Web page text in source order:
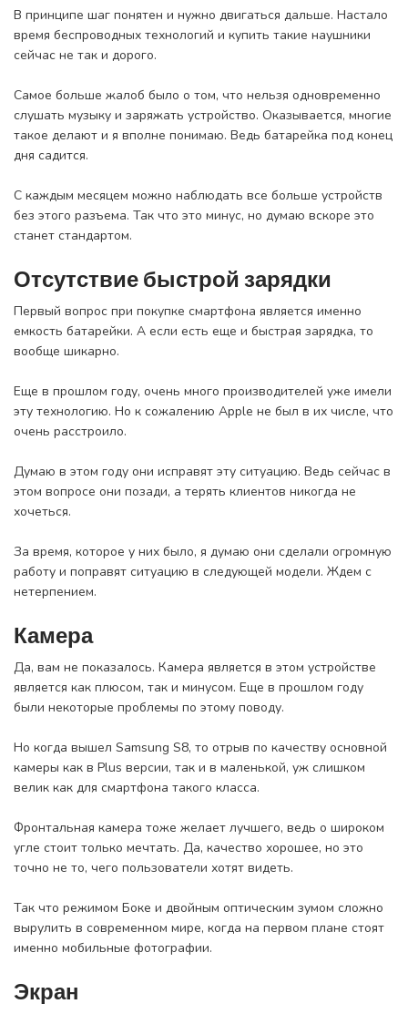
В принципе шаг понятен и нужно двигаться дальше. Настало
время беспроводных технологий и купить такие наушники
сейчас не так и дорого.
Самое больше жалоб было о том, что нельзя одновременно
слушать музыку и заряжать устройство. Оказывается, многие
такое делают и я вполне понимаю. Ведь батарейка под конец
дня садится.
С каждым месяцем можно наблюдать все больше устройств
без этого разъема. Так что это минус, но думаю вскоре это
станет стандартом.
Отсутствие быстрой зарядки
Первый вопрос при покупке смартфона является именно
емкость батарейки. А если есть еще и быстрая зарядка, то
вообще шикарно.
Еще в прошлом году, очень много производителей уже имели
эту технологию. Но к сожалению Apple не был в их числе, что
очень расстроило.
Думаю в этом году они исправят эту ситуацию. Ведь сейчас в
этом вопросе они позади, а терять клиентов никогда не
хочеться.
За время, которое у них было, я думаю они сделали огромную
работу и поправят ситуацию в следующей модели. Ждем с
нетерпением.
Камера
Да, вам не показалось. Камера является в этом устройстве
является как плюсом, так и минусом. Еще в прошлом году
были некоторые проблемы по этому поводу.
Но когда вышел Samsung S8, то отрыв по качеству основной
камеры как в Plus версии, так и в маленькой, уж слишком
велик как для смартфона такого класса.
Фронтальная камера тоже желает лучшего, ведь о широком
угле стоит только мечтать. Да, качество хорошее, но это
точно не то, чего пользователи хотят видеть.
Так что режимом Боке и двойным оптическим зумом сложно
вырулить в современном мире, когда на первом плане стоят
именно мобильные фотографии.
Экран